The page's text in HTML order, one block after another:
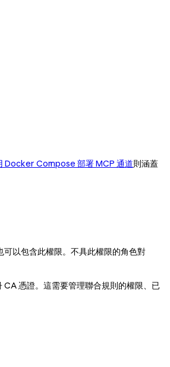
Docker Compose 部署 MCP 通道則涵蓋
以包含此權限。不具此權限的角色對
CA 憑證。這需要管理聯合規則的權限、已